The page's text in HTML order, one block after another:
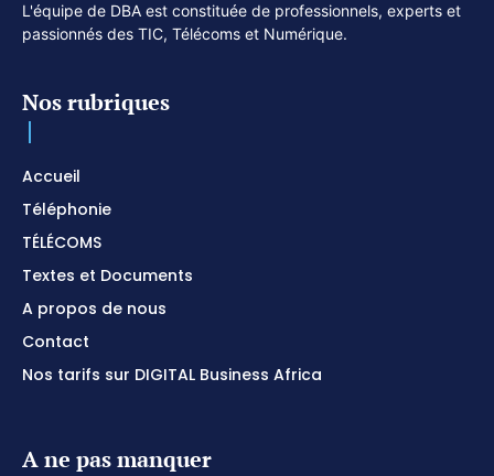
L'équipe de DBA est constituée de professionnels, experts et
passionnés des TIC, Télécoms et Numérique.
Nos rubriques
Accueil
Téléphonie
TÉLÉCOMS
Textes et Documents
A propos de nous
Contact
Nos tarifs sur DIGITAL Business Africa
A ne pas manquer